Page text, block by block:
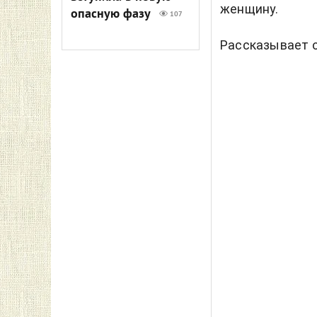
опасную фазу
107
женщину.
Рассказывает